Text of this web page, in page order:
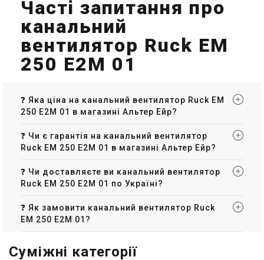
Часті запитання про
канальний
вентилятор Ruck EM
250 E2M 01
❓ Яка ціна на канальний вентилятор Ruck EM
250 E2M 01 в магазині Альтер Ейр?
❓ Чи є гарантія на канальний вентилятор
Ruck EM 250 E2M 01 в магазині Альтер Ейр?
❓ Чи доставляєте ви канальний вентилятор
Ruck EM 250 E2M 01 по Україні?
❓ Як замовити канальний вентилятор Ruck
EM 250 E2M 01?
Суміжні категорії